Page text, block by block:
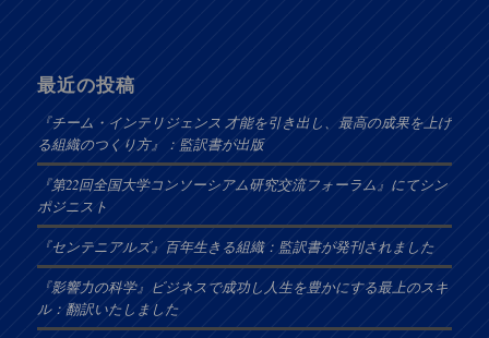
最近の投稿
『チーム・インテリジェンス 才能を引き出し、最高の成果を上げ
る組織のつくり方』：監訳書が出版
『第22回全国大学コンソーシアム研究交流フォーラム』にてシン
ポジニスト
『センテニアルズ』百年生きる組織：監訳書が発刊されました
『影響力の科学』ビジネスで成功し人生を豊かにする最上のスキ
ル：翻訳いたしました